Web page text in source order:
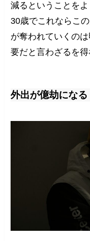
減るということをよ
30歳でこれならこ
が奪われていくの
要だと言わざるを得
外出が億劫になる